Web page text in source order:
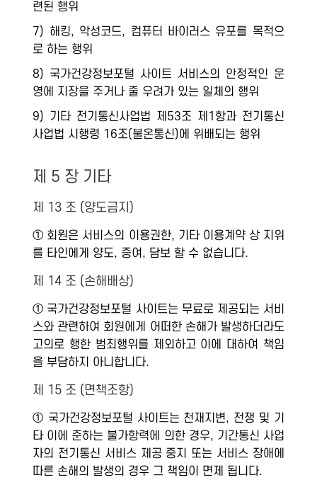
련된 행위
7) 해킹, 악성코드, 컴퓨터 바이러스 유포를 목적으
로 하는 행위
8) 국가건강정보포털 사이트 서비스의 안정적인 운
영에 지장을 주거나 줄 우려가 있는 일체의 행위
9) 기타 전기통신사업법 제53조 제1항과 전기통신
사업법 시행령 16조(불온통신)에 위배되는 행위
제 5 장 기타
제 13 조 (양도금지)
① 회원은 서비스의 이용권한, 기타 이용계약 상 지위
를 타인에게 양도, 증여, 담보 할 수 없습니다.
제 14 조 (손해배상)
① 국가건강정보포털 사이트는 무료로 제공되는 서비
스와 관련하여 회원에게 어떠한 손해가 발생하더라도
고의로 행한 범죄행위를 제외하고 이에 대하여 책임
을 부담하지 아니합니다.
제 15 조 (면책조항)
① 국가건강정보포털 사이트는 천재지변, 전쟁 및 기
타 이에 준하는 불가항력에 의한 경우, 기간통신 사업
자의 전기통신 서비스 제공 중지 또는 서비스 장애에
따른 손해의 발생의 경우 그 책임이 면제 됩니다.